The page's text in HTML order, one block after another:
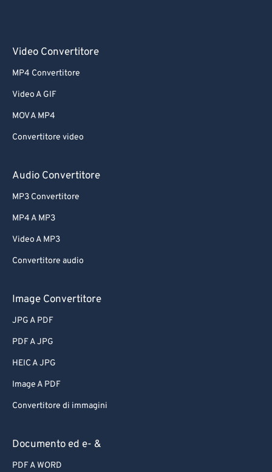
Video Convertitore
MP4 Convertitore
Video A GIF
MOV A MP4
Convertitore video
Audio Convertitore
MP3 Convertitore
MP4 A MP3
Video A MP3
Convertitore audio
Image Convertitore
JPG A PDF
PDF A JPG
HEIC A JPG
Image A PDF
Convertitore di immagini
Documento ed e- &
PDF A WORD